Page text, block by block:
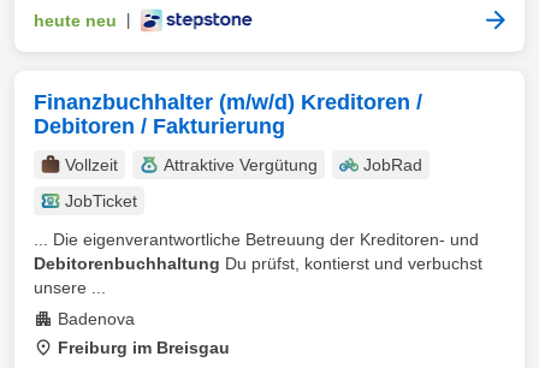
heute neu
Finanzbuchhalter (m/w/d) Kreditoren /
Debitoren / Fakturierung
Vollzeit Attraktive Vergütung
JobRad
JobTicket
... Die eigenverantwortliche Betreuung der Kreditoren- und
Debitorenbuchhaltung Du prüfst, kontierst und verbuchst
unsere ...
Badenova
Freiburg im Breisgau